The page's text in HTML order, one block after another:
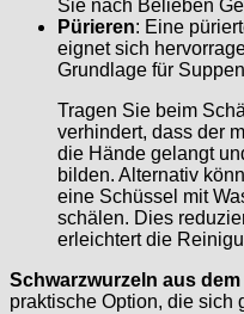
Sie nach Belieben
Pürieren: Eine
eignet sich
Grundlage für
Tragen Sie beim
verhindert, dass der
die Hände gelangt
bilden. Alternativ
eine Schüssel mit
schälen. Dies
erleichtert die
Schwarzwurzeln aus dem
praktische Option, die sich